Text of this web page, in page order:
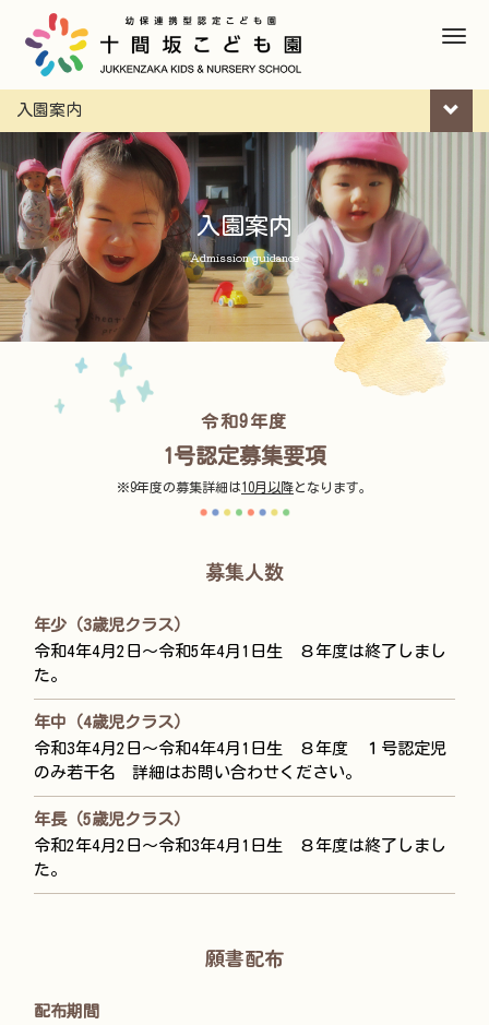
M
n
u
入園案内
入園案内
Admission guidance
令和9年度
1号認定募集要項
※9年度の募集詳細は10月以降となります。
募集人数
年少（3歳児クラス）
令和4年4月2日〜令和5年4月1日生 ８年度は終了しまし
た。
年中（4歳児クラス）
令和3年4月2日〜令和4年4月1日生 ８年度 １号認定児
のみ若干名 詳細はお問い合わせください。
年長（5歳児クラス）
令和2年4月2日〜令和3年4月1日生 ８年度は終了しまし
た。
願書配布
配布期間